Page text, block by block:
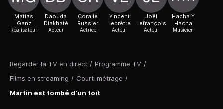
Regarder la TV en direct / Programme TV /
Films en streaming / Court-métrage /
Martin est tombé d'un toit
Matías
Ganz
Réalisateur
Daouda
Diakhaté
Acteur
Coralie
Russier
Actrice
Vincent
Leprêtre
Acteur
Joël
Lefrançois
Acteur
Hacha Y
Hacha
Musicien